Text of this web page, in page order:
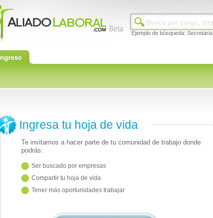
Ejemplo de búsqueda:
Ingreso
Ingresa tu hoja de vida
Te invitamos a hacer parte de tu comunidad de trabajo donde
podrás:
Ser buscado por empresas
Compartir tu hoja de vida
Tener más oportunidades trabajar